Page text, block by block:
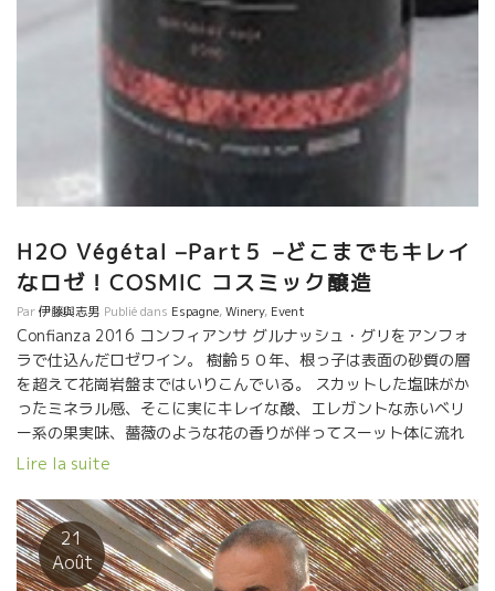
H2O Végétal –Part５ –どこまでもキレイ
なロゼ！COSMIC コスミック醸造
Par伊藤與志男 Publié dans Espagne,Winery, Event
Confianza 2016 コンフィアンサ グルナッシュ・グリをアンフォ
ラで仕込んだロゼワイン。 樹齢５０年、根っ子は表面の砂質の層
を超えて花崗岩盤まではいりこんでいる。 スカットした塩味がか
ったミネラル感、そこに実にキレイな酸、エレガントな赤いベリ
ー系の果実味、薔薇のような花の香りが伴ってスーット体に流れ
ていく逸品！！ 標高300mのプイッチ・ロドーという区画、表面
と、発酵前にステンレス・タンクで４日間マセラッション、プレ
スしてジュースを アンフォラで２０％発酵、樽発酵２０％、ステ
ンレス・タンク発酵６０％に振り分けてアルコール発酵したも
の。 ここまでのスタイルにたどり着くまで研究、試作、思考を繰
Lire la suite
21
Août